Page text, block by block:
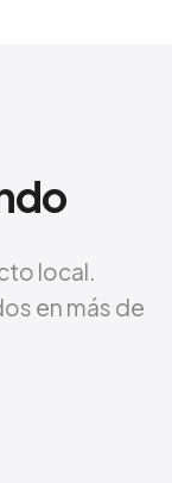
local.
en más de